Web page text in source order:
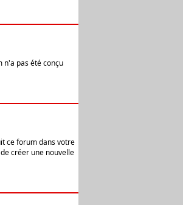
n'a pas été conçu
ce forum dans votre
créer une nouvelle